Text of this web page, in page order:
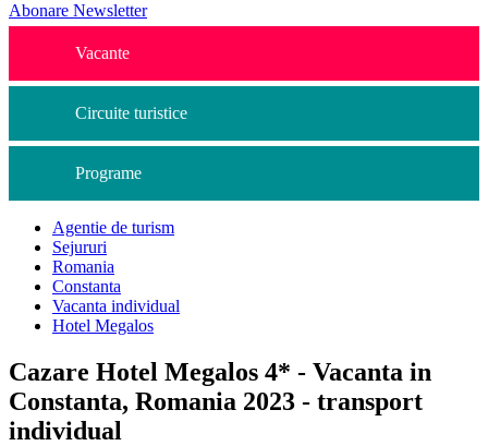
Abonare Newsletter
Vacante
Circuite turistice
Programe
Agentie de turism
Sejururi
Romania
Constanta
Vacanta individual
Hotel Megalos
Cazare Hotel Megalos 4* - Vacanta in
Constanta, Romania 2023 - transport
individual